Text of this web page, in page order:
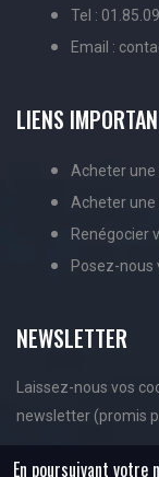
Tel :
Email :
LIENS
Acheter une
Acheter une
Renégocier
Posez-nous
NEWSLETTER
Laissez-nous vos
newsletter (promis
En poursuivant votre